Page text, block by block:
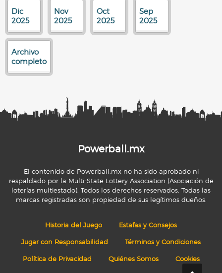
Dic
2025
Nov
2025
Oct
2025
Sep
2025
Archivo
completo
Powerball.mx
El contenido de Powerball.mx no ha sido aprobado ni
respaldado por la Multi-State Lottery Association (Asociación de
loterías multiestado). Todos los derechos reservados. Todas las
marcas registradas son propiedad de sus legítimos dueños.
Historia del Juego Estafas y Consejos
Jugar con Responsabilidad Términos y Condiciones
Política de Privacidad Quiénes Somos Cookies